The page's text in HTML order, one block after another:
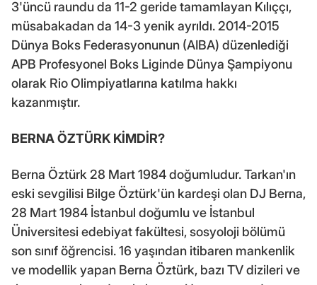
3'üncü raundu da 11-2 geride tamamlayan Kılıççı,
müsabakadan da 14-3 yenik ayrıldı. 2014-2015
Dünya Boks Federasyonunun (AIBA) düzenlediği
APB Profesyonel Boks Liginde Dünya Şampiyonu
olarak Rio Olimpiyatlarına katılma hakkı
kazanmıştır.
BERNA ÖZTÜRK KİMDİR?
Berna Öztürk 28 Mart 1984 doğumludur. Tarkan'ın
eski sevgilisi Bilge Öztürk'ün kardeşi olan DJ Berna,
28 Mart 1984 İstanbul doğumlu ve İstanbul
Üniversitesi edebiyat fakültesi, sosyoloji bölümü
son sınıf öğrencisi. 16 yaşından itibaren mankenlik
ve modellik yapan Berna Öztürk, bazı TV dizileri ve